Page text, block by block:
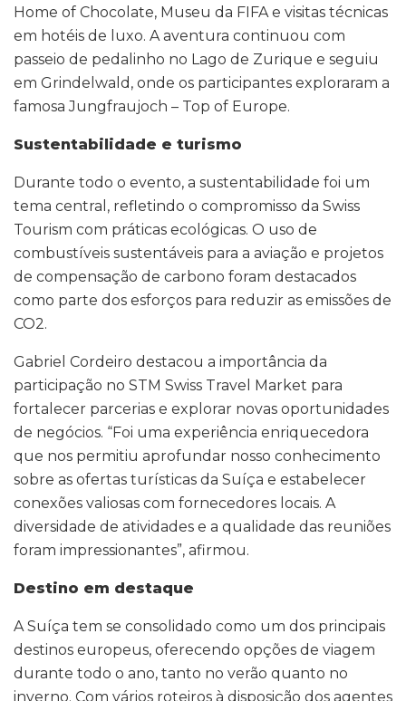
Home of Chocolate, Museu da FIFA e visitas técnicas
em hotéis de luxo. A aventura continuou com
passeio de pedalinho no Lago de Zurique e seguiu
em Grindelwald, onde os participantes exploraram a
famosa Jungfraujoch – Top of Europe.
Sustentabilidade e turismo
Durante todo o evento, a sustentabilidade foi um
tema central, refletindo o compromisso da Swiss
Tourism com práticas ecológicas. O uso de
combustíveis sustentáveis para a aviação e projetos
de compensação de carbono foram destacados
como parte dos esforços para reduzir as emissões de
CO2.
Gabriel Cordeiro destacou a importância da
participação no STM Swiss Travel Market para
fortalecer parcerias e explorar novas oportunidades
de negócios. “Foi uma experiência enriquecedora
que nos permitiu aprofundar nosso conhecimento
sobre as ofertas turísticas da Suíça e estabelecer
conexões valiosas com fornecedores locais. A
diversidade de atividades e a qualidade das reuniões
foram impressionantes”, afirmou.
Destino em destaque
A Suíça tem se consolidado como um dos principais
destinos europeus, oferecendo opções de viagem
durante todo o ano, tanto no verão quanto no
inverno. Com vários roteiros à disposição dos agentes